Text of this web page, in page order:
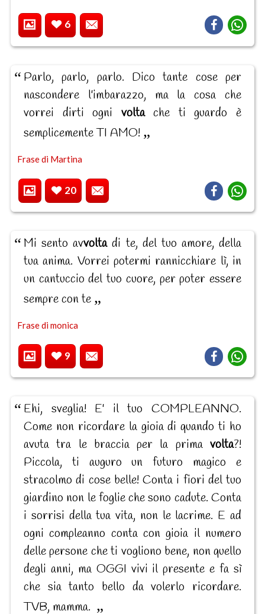
6
Parlo, parlo, parlo. Dico tante cose per
nascondere l'imbarazzo, ma la cosa che
vorrei dirti ogni voltache ti guardo è
semplicemente TI AMO!
Frase di Martina
20
Mi sento avvoltadi te, del tuo amore, della
tua anima. Vorrei potermi rannicchiare lì, in
un cantuccio del tuo cuore, per poter essere
sempre con te
Frase di monica
9
Ehi, sveglia! E' il tuo COMPLEANNO.
Come non ricordare la gioia di quando ti ho
avuta tra le braccia per la prima volta?!
Piccola, ti auguro un futuro magico e
stracolmo di cose belle! Conta i fiori del tuo
giardino non le foglie che sono cadute. Conta
i sorrisi della tua vita, non le lacrime. E ad
ogni compleanno conta con gioia il numero
delle persone che ti vogliono bene, non quello
degli anni, ma OGGI vivi il presente e fa sì
che sia tanto bello da volerlo ricordare.
TVB, mamma.